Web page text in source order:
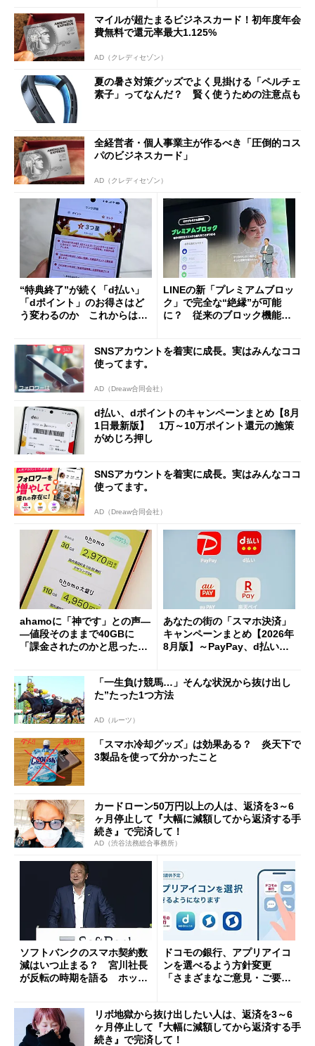
マイルが超たまるビジネスカード！初年度年会
費無料で還元率最大1.125%
AD（クレディセゾン）
夏の暑さ対策グッズでよく見掛ける「ペルチェ
素子」ってなんだ？ 賢く使うための注意点も
全経営者・個人事業主が作るべき「圧倒的コス
パのビジネスカード」
AD（クレディセゾン）
“特典終了”が続く「d払い」
「dポイント」のお得さはど
う変わるのか これからは
LINEの新「プレミアムブロッ
ク」で完全な“絶縁”が可能
に？ 従来のブロック機能と
SNSアカウントを着実に成長。実はみんなココ
使ってます。
AD（Dreaw合同会社）
d払い、dポイントのキャンペーンまとめ【8月
1日最新版】 1万～10万ポイント還元の施策
がめじろ押し
SNSアカウントを着実に成長。実はみんなココ
使ってます。
AD（Dreaw合同会社）
ahamoに「神です」との声―
―値段そのままで40GBに
「課金されたのかと思った」
あなたの街の「スマホ決済」
キャンペーンまとめ【2026年
8月版】～PayPay、d払い、a
「一生負け競馬…」そんな状況から抜け出し
た”たった1つ方法
AD（ルーツ）
「スマホ冷却グッズ」は効果ある？ 炎天下で
3製品を使って分かったこと
カードローン50万円以上の人は、返済を3～6
ヶ月停止して『大幅に減額してから返済する手
続き』で完済して！
AD（渋谷法務総合事務所）
ソフトバンクのスマホ契約数
減はいつ止まる？ 宮川社長
が反転の時期を語る ホッピ
ドコモの銀行、アプリアイコ
ンを選べるよう方針変更
「さまざまなご意見・ご要望
リボ地獄から抜け出したい人は、返済を3～6
ヶ月停止して『大幅に減額してから返済する手
続き』で完済して！